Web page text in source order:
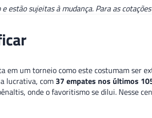
sujeitas à mudança. Para as
em um torneio como este costumam ser
lucrativa, com 37 empates nos últimos
onde o favoritismo se dilui. Nesse